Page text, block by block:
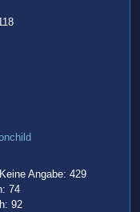
Angabe: 429
74
92